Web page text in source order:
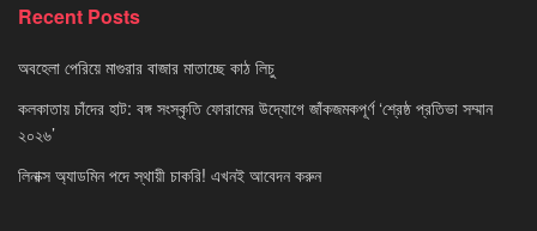
Recent Posts
অবহেলা পেরিয়ে মাগুরার বাজার মাতাচ্ছে কাঠ লিচু
কলকাতায় চাঁদের হাট: বঙ্গ সংস্কৃতি ফোরামের উদ্যোগে জাঁকজমকপূর্ণ ‘শ্রেষ্ঠ প্রতিভা সম্মান
২০২৬’
লিনাক্স অ্যাডমিন পদে স্থায়ী চাকরি! এখনই আবেদন করুন